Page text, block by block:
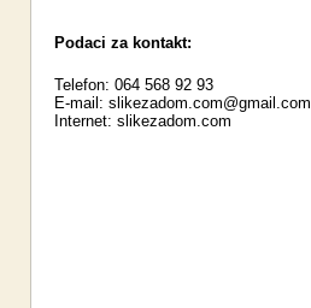
Podaci za kontakt:
Telefon: 064 568 92 93
E-mail: slikezadom.com@gmail.com
Internet: slikezadom.com